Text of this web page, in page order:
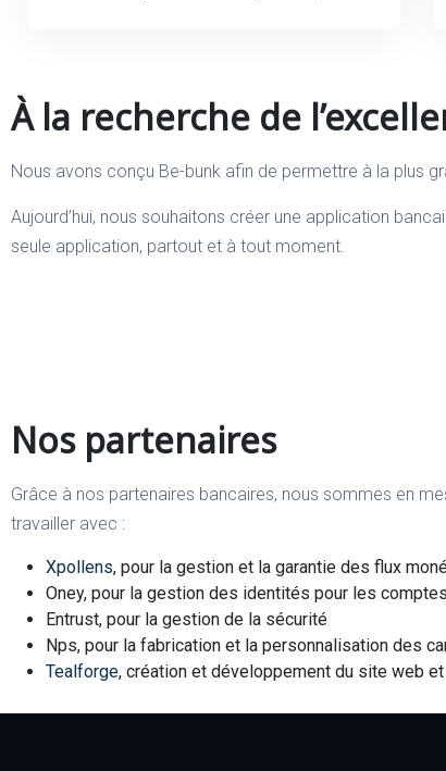
À la recherche de
Nous avons conçu Be-bunk afin de permettre à la plus
Aujourd’hui, nous souhaitons créer une application
seule application, partout et à tout moment.
Nos partenaires
Grâce à nos partenaires bancaires, nous sommes en
travailler avec :
Xpollens, pour la gestion et la garantie des flux
Oney, pour la gestion des identités pour les
Entrust, pour la gestion de la sécurité
Nps, pour la fabrication et la personnalisation des
Tealforge, création et développement du site web